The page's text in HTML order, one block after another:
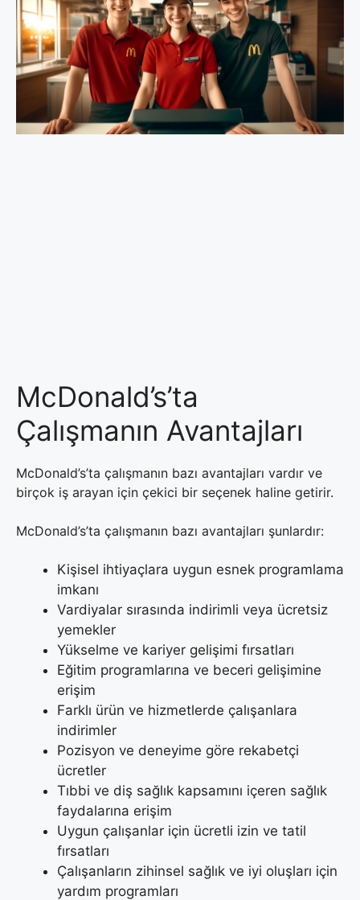
McDonald’s’ta
Çalışmanın Avantajları
McDonald’s’ta çalışmanın bazı avantajları vardır ve
birçok iş arayan için çekici bir seçenek haline getirir.
McDonald’s’ta çalışmanın bazı avantajları şunlardır:
Kişisel ihtiyaçlara uygun esnek programlama
imkanı
Vardiyalar sırasında indirimli veya ücretsiz
yemekler
Yükselme ve kariyer gelişimi fırsatları
Eğitim programlarına ve beceri gelişimine
erişim
Farklı ürün ve hizmetlerde çalışanlara
indirimler
Pozisyon ve deneyime göre rekabetçi
ücretler
Tıbbi ve diş sağlık kapsamını içeren sağlık
faydalarına erişim
Uygun çalışanlar için ücretli izin ve tatil
fırsatları
Çalışanların zihinsel sağlık ve iyi oluşları için
yardım programları